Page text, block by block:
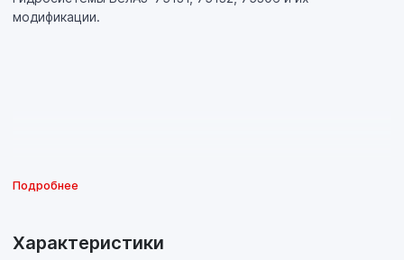
модификации.
Подробнее
Характеристики